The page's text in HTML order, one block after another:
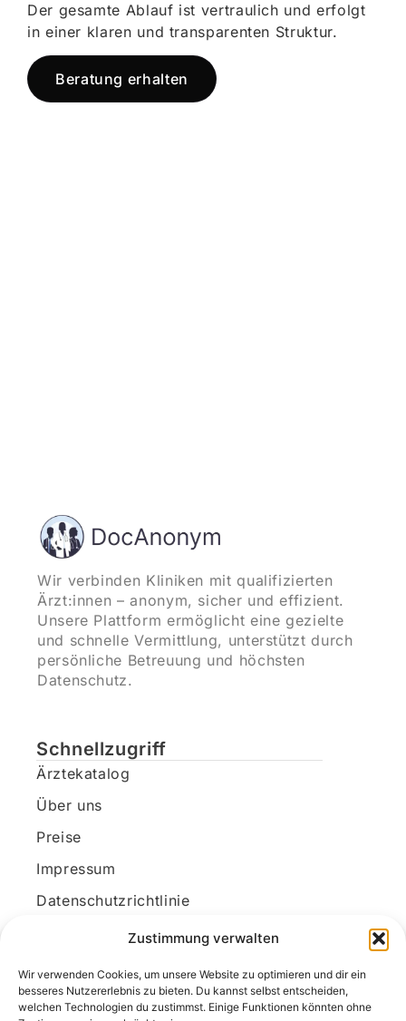
Zustimmung verwalten
Wir verwenden Cookies, um unsere Website zu optimieren und dir ein
besseres Nutzererlebnis zu bieten. Du kannst selbst entscheiden,
welchen Technologien du zustimmst. Einige Funktionen könnten ohne
Der gesamte Ablauf ist vertraulich und erfolgt
in einer klaren und transparenten Struktur.
Beratung erhalten
Wir verbinden Kliniken mit qualifizierten
Ärzt:innen – anonym, sicher und effizient.
Unsere Plattform ermöglicht eine gezielte
und schnelle Vermittlung, unterstützt durch
persönliche Betreuung und höchsten
Datenschutz.
Schnellzugriff
Ärztekatalog
Über uns
Preise
Impressum
Datenschutzrichtlinie
Kundenkonto
Unsere Kontaktdaten
E-Mail: kontakt@docanonym.com